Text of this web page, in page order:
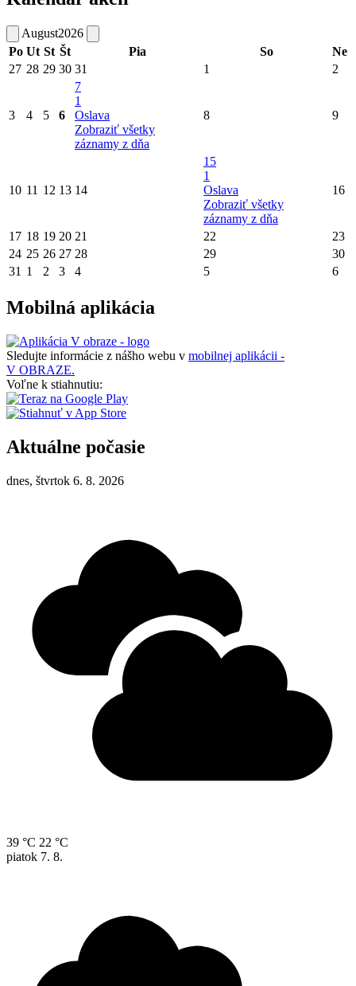
August2026
Po Ut St Št Pia So
Ne
27 28 29 30 31 1 2
3 4 5 6
7
1
Oslava
Zobraziť všetky
záznamy z dňa
8 9
10 11 12 13 14
15
1
Oslava
Zobraziť všetky
záznamy z dňa
16
17 18 19 20 21 22
23
24 25 26 27 28 29
30
31 1 2 3 4 5 6
Mobilná aplikácia
Sledujte informácie z nášho webu v mobilnej aplikácii -
V OBRAZE.
Voľne k stiahnutiu:
Aktuálne počasie
dnes, štvrtok 6. 8. 2026
39 °C 22 °C
piatok 7. 8.